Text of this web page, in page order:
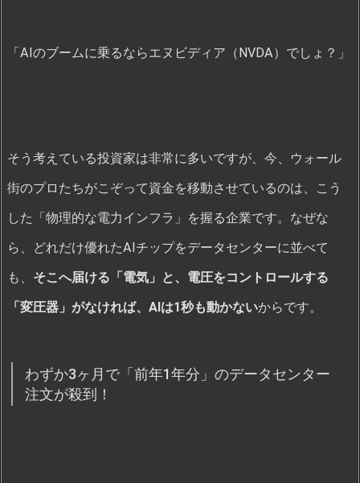
「AIのブームに乗るならエヌビディア（NVDA）でしょ？」
そう考えている投資家は非常に多いですが、今、ウォール
街のプロたちがこぞって資金を移動させているのは、こう
した「物理的な電力インフラ」を握る企業です。なぜな
ら、どれだけ優れたAIチップをデータセンターに並べて
も、 そこへ届ける「電気」と、電圧をコントロールする
「変圧器」がなければ、AIは1秒も動かないからです。
わずか3ヶ月で「前年1年分」のデータセンター
注文が殺到！